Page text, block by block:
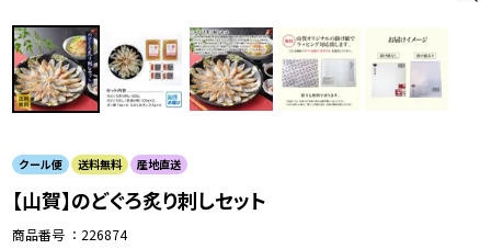
クール便 送料無料 産地直送
【山賀】のどぐろ炙り刺しセット
商品番号 226874